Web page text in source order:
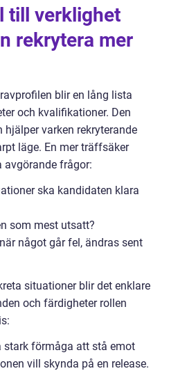
till verklighet
rekrytera mer
blir en lång lista
och kvalifikationer. Den
hjälper varken rekryterande
läge. En mer träffsäker
avgörande frågor:
ska kandidaten klara
som mest utsatt?
något går fel, ändras sent
situationer blir det enklare
och färdigheter rollen
stark förmåga att stå emot
vill skynda på en release.